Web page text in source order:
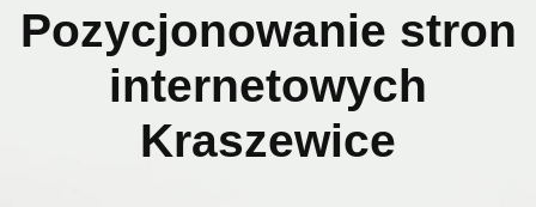
Pozycjonowanie stron
internetowych
Kraszewice